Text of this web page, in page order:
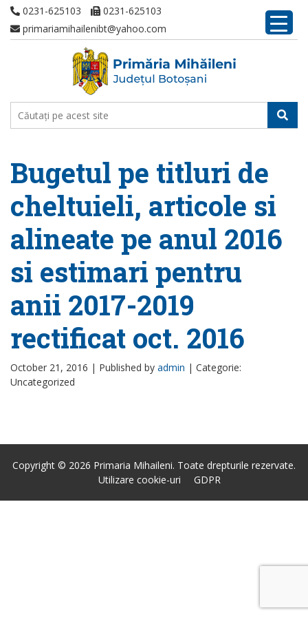
0231-625103
0231-625103
primariamihailenibt@yahoo.com
Bugetul pe titluri de
cheltuieli, articole si
alineate pe anul 2016
si estimari pentru
anii 2017-2019
rectificat oct. 2016
October 21, 2016 | Published by admin | Categorie:
Uncategorized
Copyright © 2026 Primaria Mihaileni. Toate drepturile rezervate.
Utilizare cookie-uri
GDPR